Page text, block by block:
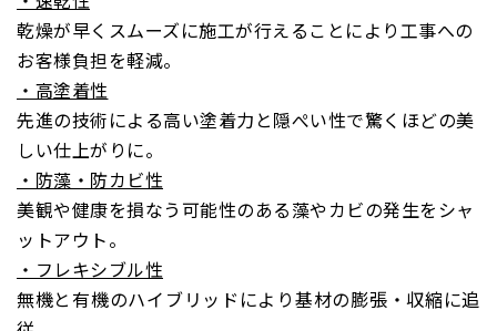
乾燥が早くスムーズに施工が行えることにより工事への
お客様負担を軽減。
・高塗着性
先進の技術による高い塗着力と隠ぺい性で驚くほどの美
しい仕上がりに。
・防藻・防カビ性
美観や健康を損なう可能性のある藻やカビの発生をシャ
ットアウト。
・フレキシブル性
無機と有機のハイブリッドにより基材の膨張・収縮に追